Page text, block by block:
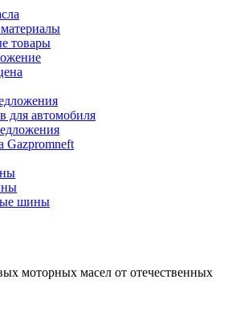
товары
для автомобиля
Gazpromneft
шины
моторных масел от отечественных